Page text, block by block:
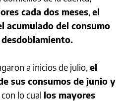
cada dos meses, el
acumulado del consumo
a inicios de julio, el
sus consumos de junio y
con lo cual los mayores